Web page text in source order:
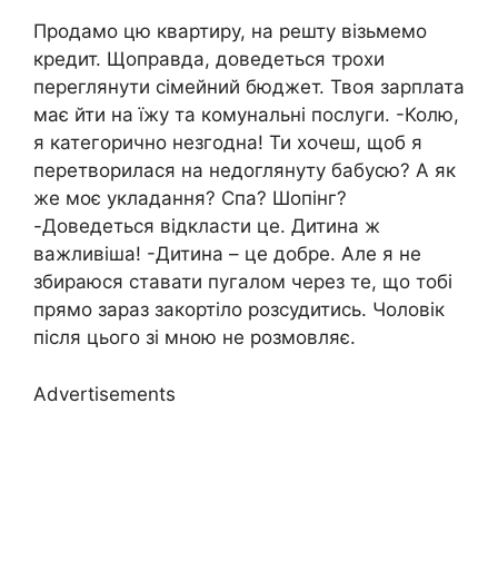
Продамо цю квартиру, на решту візьмемо
кредит. Щоправда, доведеться трохи
переглянути сімейний бюджет. Твоя зарплата
має йти на їжу та комунальні послуги. -Колю,
я категорично незгодна! Ти хочеш, щоб я
перетворилася на недоглянуту бабусю? А як
же моє укладання? Спа? Шопінг?
-Доведеться відкласти це. Дитина ж
важливіша! -Дитина – це добре. Але я не
збираюся ставати пугалом через те, що тобі
прямо зараз закортіло розсудитись. Чоловік
після цього зі мною не розмовляє.
Advertisements